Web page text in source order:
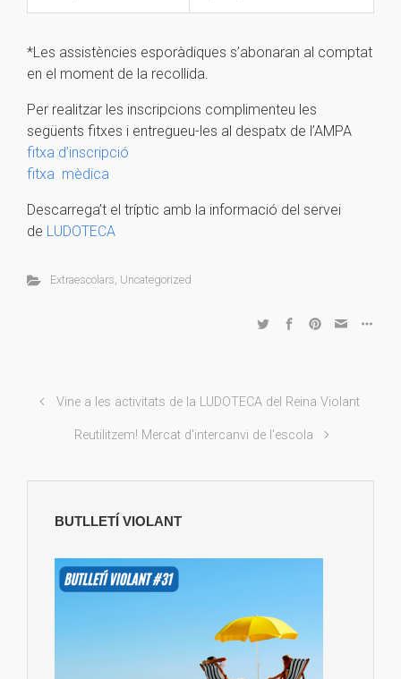
*Les assistències esporàdiques s’abonaran al comptat
en el moment de la recollida.
Per realitzar les inscripcions complimenteu les
següents fitxes i entregueu-les al despatx de l’AMPA
fitxa d’inscripció
fitxa mèdica
Descarrega’t el tríptic amb la informació del servei
de LUDOTECA
Extraescolars, Uncategorized
Vine a les activitats de la LUDOTECA del Reina Violant
Reutilitzem! Mercat d'intercanvi de l'escola
BUTLLETÍ VIOLANT